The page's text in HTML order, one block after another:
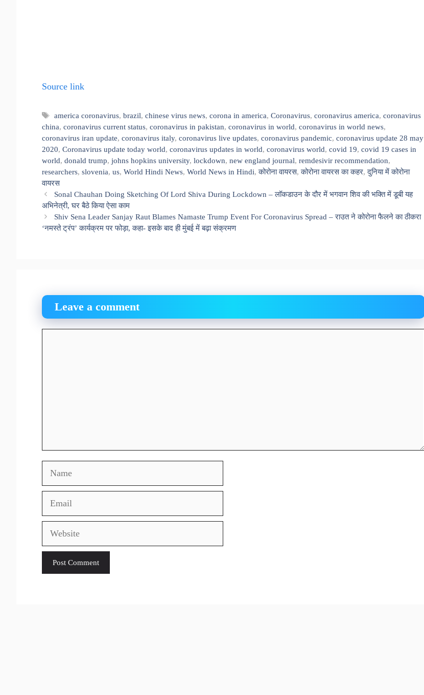
Source link
Tags
america coronavirus,brazil,chinese virus news,corona in america,Coronavirus,coronavirus america,coronavirus
china, coronavirus current status, coronavirus in pakistan, coronavirus in world, coronavirus in world news,
coronavirus iran update, coronavirus italy, coronavirus live updates, coronavirus pandemic, coronavirus update 28 may
2020, Coronavirus update today world, coronavirus updates in world, coronavirus world, covid 19, covid 19 cases in
world, donald trump, johns hopkins university, lockdown, new england journal, remdesivir recommendation,
researchers, slovenia, us, World Hindi News, World News in Hindi,कोरोना वायरस,कोरोना वायरस का कहर,दुनिया में कोरोना
वायरस
Sonal Chauhan Doing Sketching Of Lord Shiva During Lockdown – लॉकडाउन के दौर में भगवान शिव की भक्ति में डूबी यह
अभिनेत्री, घर बैठे किया ऐसा काम
Shiv Sena Leader Sanjay Raut Blames Namaste Trump Event For Coronavirus Spread – राउत ने कोरोना फैलने का ठीकरा
‘नमस्ते ट्रंप’ कार्यक्रम पर फोड़ा, कहा- इसके बाद ही मुंबई में बढ़ा संक्रमण
Leave a comment
Name
Email
Website